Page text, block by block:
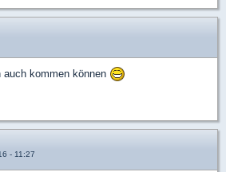
kommen können
- 11:27